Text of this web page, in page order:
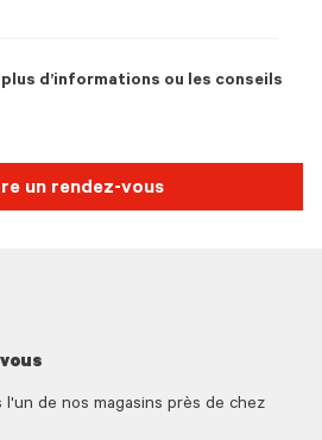
d’informations ou les conseils
un rendez-vous
de nos magasins près de chez